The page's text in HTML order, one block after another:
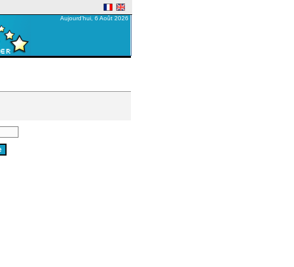
Aujourd'hui, 6 Août 2026